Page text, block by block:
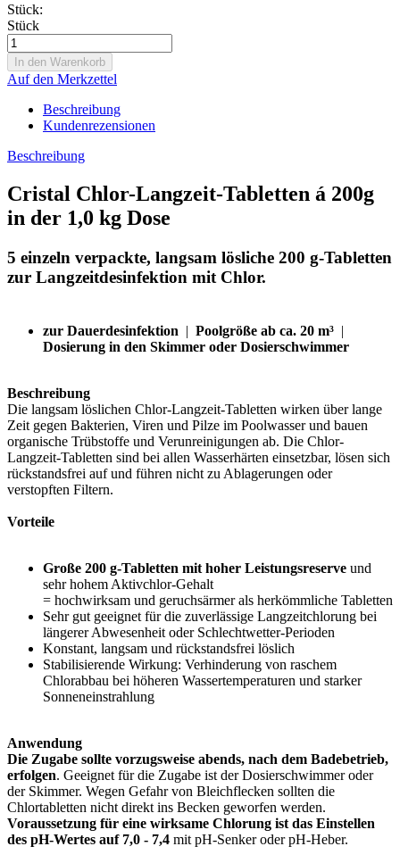
Stück:
Stück
Auf den Merkzettel
Beschreibung
Kundenrezensionen
Beschreibung
Cristal Chlor-Langzeit-Tabletten á 200g
in der 1,0 kg Dose
5 einzeln verpackte, langsam lösliche 200 g-Tabletten
zur Langzeitdesinfektion mit Chlor.
zur Dauerdesinfektion | Poolgröße ab ca. 20 m³ |
Dosierung in den Skimmer oder Dosierschwimmer
Beschreibung
Die langsam löslichen Chlor-Langzeit-Tabletten wirken über lange
Zeit gegen Bakterien, Viren und Pilze im Poolwasser und bauen
organische Trübstoffe und Verunreinigungen ab. Die Chlor-
Langzeit-Tabletten sind bei allen Wasserhärten einsetzbar, lösen sich
rückstandsfrei auf und führen nicht zu Ablagerungen oder
verstopften Filtern.
Vorteile
Große 200 g-Tabletten mit hoher Leistungsreserve und
sehr hohem Aktivchlor-Gehalt
= hochwirksam und geruchsärmer als herkömmliche Tabletten
Sehr gut geeignet für die zuverlässige Langzeitchlorung bei
längerer Abwesenheit oder Schlechtwetter-Perioden
Konstant, langsam und rückstandsfrei löslich
Stabilisierende Wirkung: Verhinderung von raschem
Chlorabbau bei höheren Wassertemperaturen und starker
Sonneneinstrahlung
Anwendung
Die Zugabe sollte vorzugsweise abends, nach dem Badebetrieb,
erfolgen. Geeignet für die Zugabe ist der Dosierschwimmer oder
der Skimmer. Wegen Gefahr von Bleichflecken sollten die
Chlortabletten nicht direkt ins Becken geworfen werden.
Voraussetzung für eine wirksame Chlorung ist das Einstellen
des pH-Wertes auf 7,0 - 7,4 mit pH-Senker oder pH-Heber.